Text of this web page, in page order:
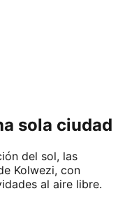
sola ciudad
del sol, las
Kolwezi, con
al aire libre.